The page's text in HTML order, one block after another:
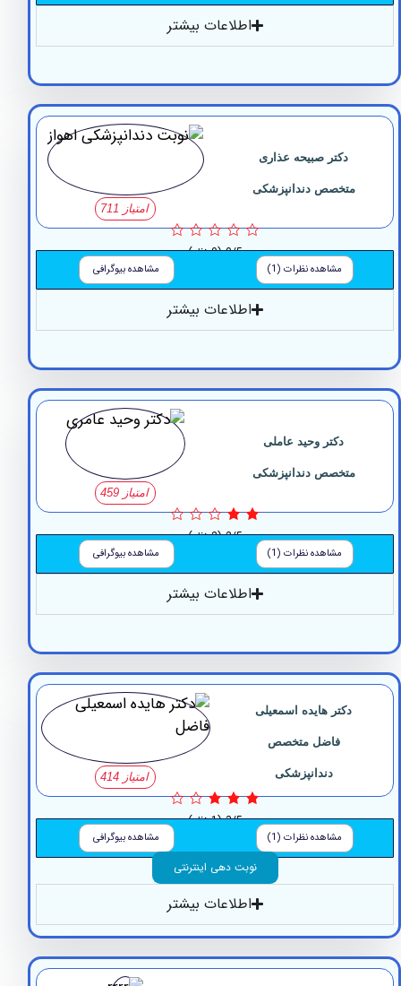
اطلاعات بیشتر
دکتر صبیحه عذاری
متخصص دندانپزشکی
0/5 (0 نظر)
مشاهده نظرات (1) مشاهده بیوگرافی
اطلاعات بیشتر
دکتر وحید عاملی
متخصص دندانپزشکی
2/5 (2 نظر)
مشاهده نظرات (1) مشاهده بیوگرافی
اطلاعات بیشتر
دکتر هایده اسمعیلی
فاضل متخصص
دندانپزشکی
3/5 (1 نظر)
مشاهده نظرات (1) مشاهده بیوگرافی
نوبت دهی اینترنتی
اطلاعات بیشتر